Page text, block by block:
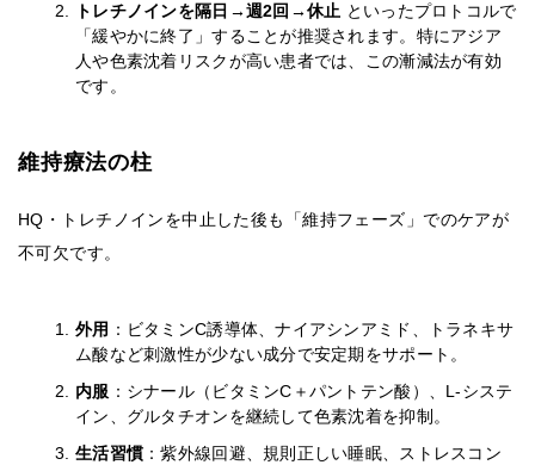
トレチノインを隔日→週2回→休止 といったプロトコルで
「緩やかに終了」することが推奨されます。特にアジア
人や色素沈着リスクが高い患者では、この漸減法が有効
です。
維持療法の柱
HQ・トレチノインを中止した後も「維持フェーズ」でのケアが
不可欠です。
外用 ：ビタミンC誘導体、ナイアシンアミド、トラネキサ
ム酸など刺激性が少ない成分で安定期をサポート。
内服 ：シナール（ビタミンC＋パントテン酸）、L-システ
イン、グルタチオンを継続して色素沈着を抑制。
生活習慣 ：紫外線回避、規則正しい睡眠、ストレスコン